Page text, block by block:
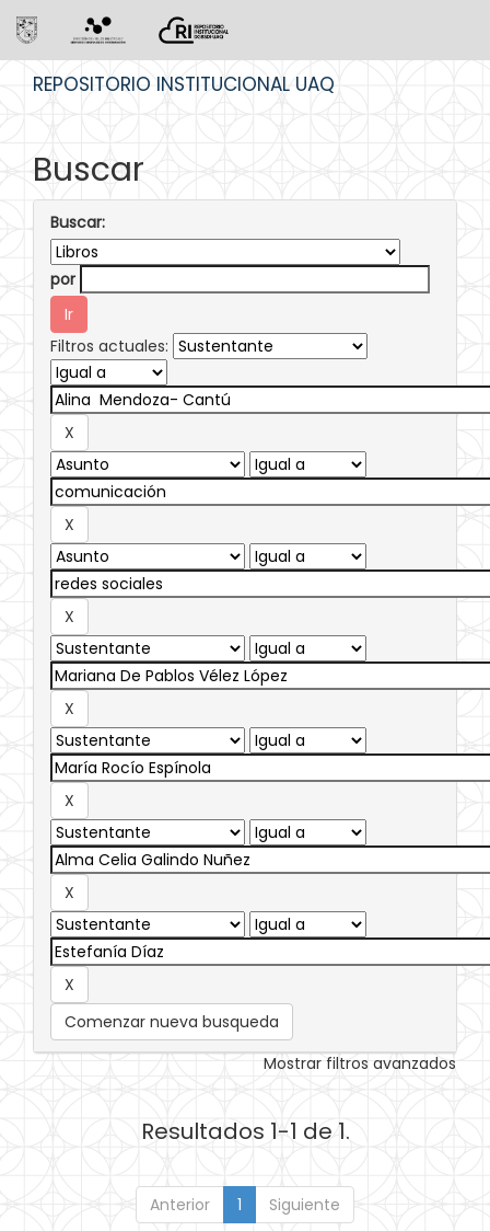
REPOSITORIO INSTITUCIONAL UAQ
Buscar
Buscar:
por
Filtros actuales:
Comenzar nueva busqueda
Mostrar filtros avanzados
Resultados 1-1 de 1.
Anterior 1 Siguiente